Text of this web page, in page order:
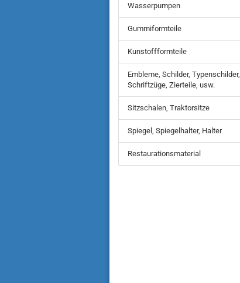
Wasserpumpen
Gummiformteile
Kunstoffformteile
Embleme, Schilder, Typenschilder,
Schriftzüge, Zierteile, usw.
Sitzschalen, Traktorsitze
Spiegel, Spiegelhalter, Halter
Restaurationsmaterial